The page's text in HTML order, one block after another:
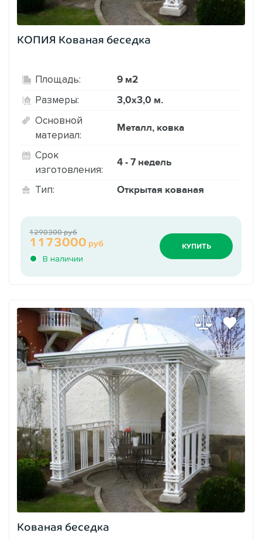
КОПИЯ Кованая беседка
Площадь: 9 м2
Размеры: 3,0х3,0 м.
Основной
материал:
Металл, ковка
Срок
изготовления:
4 - 7 недель
Тип: Открытая кованая
В наличии
1173000 руб
1290300 руб
КУПИТЬ
Кованая беседка